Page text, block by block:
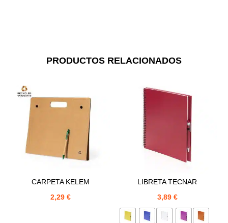
PRODUCTOS RELACIONADOS
CARPETA KELEM
2,29€
LIBRETA TECNAR
3,89 €